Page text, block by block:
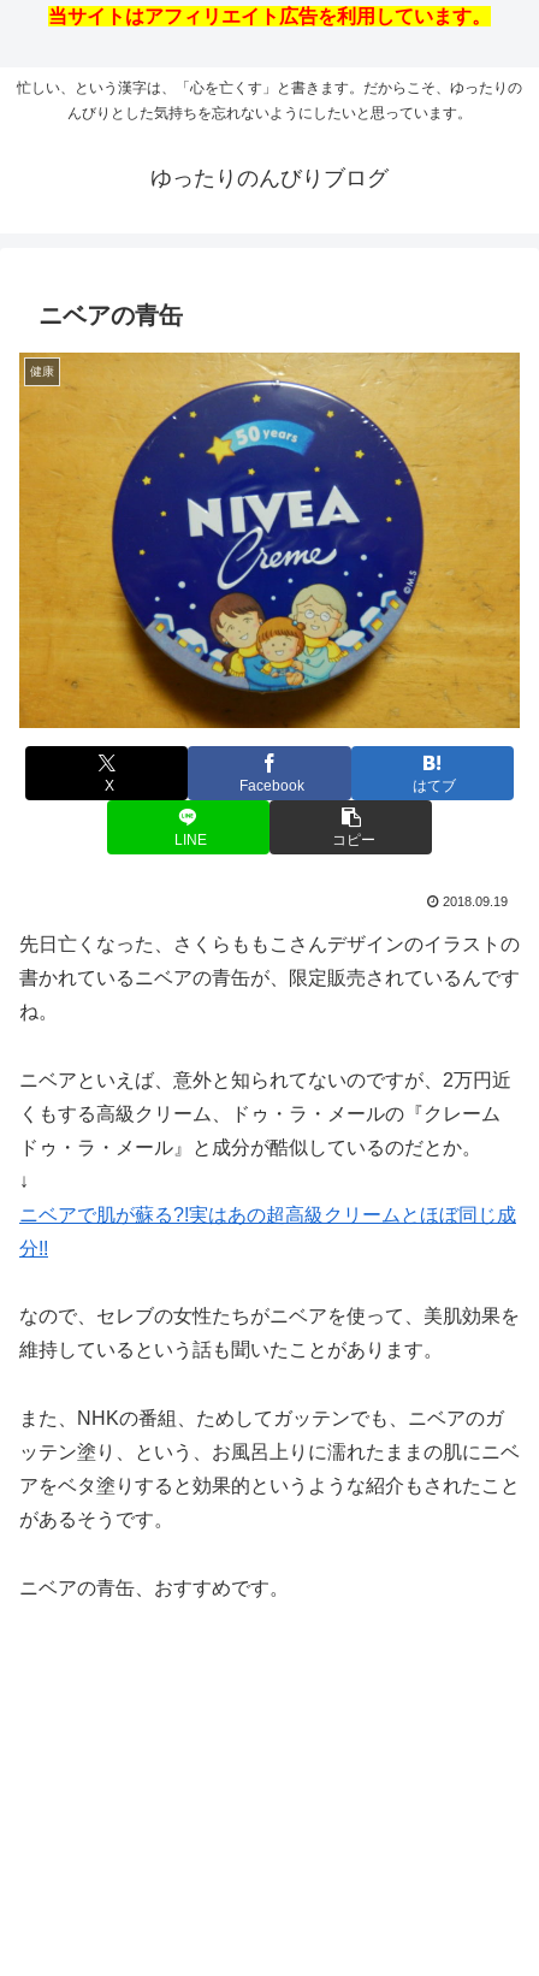
当サイトはアフィリエイト広告を利用しています。
忙しい、という漢字は、「心を亡くす」と書きます。だからこそ、ゆったりの
んびりとした気持ちを忘れないようにしたいと思っています。
ゆったりのんびりブログ
ニベアの青缶
健康
X Facebook はてブ
LINE コピー
2018.09.19
先日亡くなった、さくらももこさんデザインのイラストの
書かれているニベアの青缶が、限定販売されているんです
ね。
ニベアといえば、意外と知られてないのですが、2万円近
くもする高級クリーム、ドゥ・ラ・メールの『クレーム
ドゥ・ラ・メール』と成分が酷似しているのだとか。
↓
ニベアで肌が蘇る?!実はあの超高級クリームとほぼ同じ成
分!!
なので、セレブの女性たちがニベアを使って、美肌効果を
維持しているという話も聞いたことがあります。
また、NHKの番組、ためしてガッテンでも、ニベアのガ
ッテン塗り、という、お風呂上りに濡れたままの肌にニベ
アをベタ塗りすると効果的というような紹介もされたこと
があるそうです。
ニベアの青缶、おすすめです。